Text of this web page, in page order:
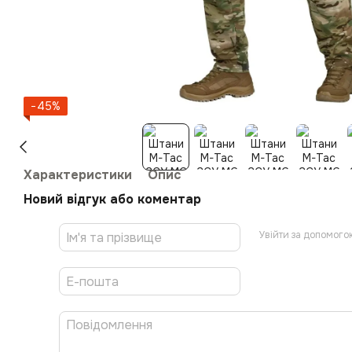
−45%
Характеристики
Опис
Новий відгук або коментар
Увійти за